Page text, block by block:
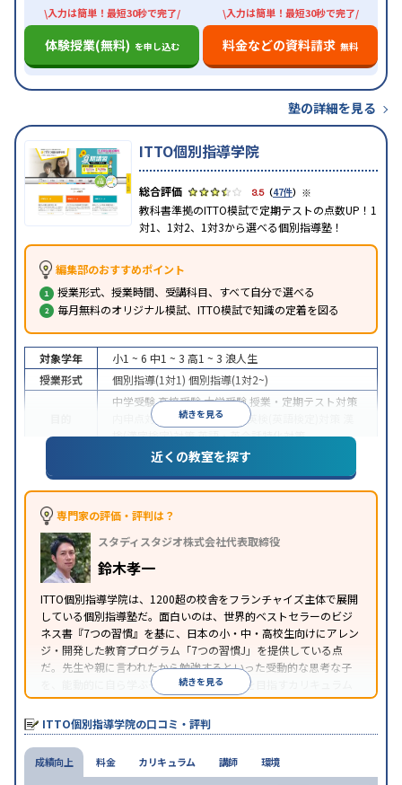
\入力は簡単！最短30秒で完了/
体験授業(無料) を申し込む
\入力は簡単！最短30秒で完了/
料金などの資料請求 無料
塾の詳細を見る
ITTO個別指導学院
3.5（47件） ※
教科書準拠のITTO模試で定期テストの点数UP！1
対1、1対2、1対3から選べる個別指導塾！
編集部のおすすめポイント
授業形式、授業時間、受講科目、すべて自分で選べる
毎月無料のオリジナル模試、ITTO模試で知識の定着を図る
続きを見る
対象学年 小1 ~ 6 中1 ~ 3 高1 ~ 3 浪人生
授業形式
個別指導(1対1) 個別指導(1対2~)
中学受験高校受験大学受験 授業・定期テスト対策
内申点対策
学習習慣の定着 英検(英語検定)対策
検(漢字検定)対策英語・英会話特化対策
1科目から受講可能季節講習のみの受講可
※2023年3月調査。小学校高学年の個別指導塾アンケート調査方法を参
近くの教室を探す
専門家の評価・評判は？
スタディスタジオ株式会社代表取締役
鈴木孝一
ITTO個別指導学院は、1200超の校舎をフランチャイズ主体で展開
している個別指導塾だ。面白いのは、世界的ベストセラーのビジ
ネス書『7つの習慣』を基に、日本の小・中・高校生向けにアレン
ジ・開発した教育プログラム「7つの習慣J」を提供している点
だ。先生や親に言われたから勉強するといった受動的な思考な子
を、能動的に自ら学ぶ子に育てていくことを目指すカリキュラム
である。個別指導の授業とは別に、集団授業形式の特別講座とし
て別料金で提供されるので、単なる成績アップ以上の、子どもの
心の成長を求める家庭にオススメだ。
続きを見る
ITTO個別指導学院の口コミ・評判
成績向上 料金 カリキュラム 講師 環境